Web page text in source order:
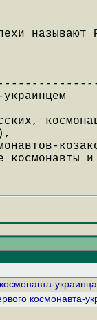
называют
космонавты и
космонавта-